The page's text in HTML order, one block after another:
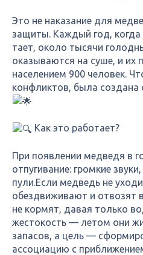
Это не наказание для
защиты. Каждый год,
тает, около тысячи
оказываются на суше, и их
населением 900 человек.
конфликтов, была создана
Как это работает?
При появлении медведя в
отпугивание: громкие
пули.Если медведь не
обездвиживают и отвозят
не кормят, давая только
жестокость — летом они
запасов, а цель —
ассоциацию с